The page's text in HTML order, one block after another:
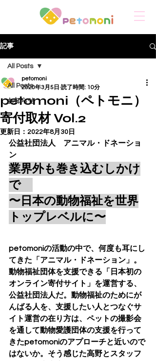
記事
All Posts
お知らせ
All Posts
petomoni（ペトモニ）
寄付取材 Vol.2
petomoni
2020年3月5日 読了時間: 10分
更新日： 2022年8月30日
公益社団法人　アニマル・ ドネーショ
ン
業界外も巻き込むしかけ
で
〜日本の動物福祉を世界
トップレベルに〜
petomoniの活動の中で、何度も耳にし
てきた「アニマル・ ドネーション」。
動物福祉団体を支援できる「日本初の
オンライン寄付サイト」を運営する、
公益社団法人だ。動物福祉のためにが
んばる人を、支援したい人とつなぐサ
イト運営の在り方は、ペットの撮影会
を通して動物愛護団体の支援を行って
きたpetomoniのアプローチと近いので
はないか。そう感じた高野とスタッフ